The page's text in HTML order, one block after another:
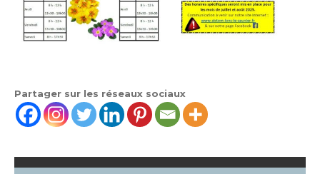
Partager sur les réseaux sociaux